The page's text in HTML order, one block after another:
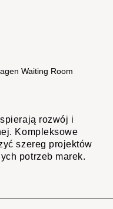
Waiting Room​​
rozwój i
Kompleksowe
szereg projektów
potrzeb marek.